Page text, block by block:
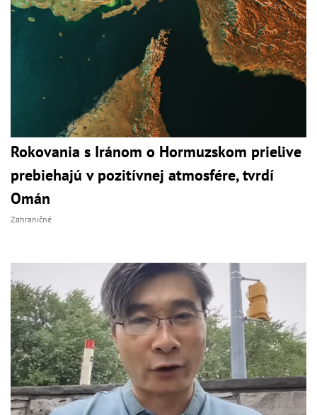
Rokovania s Iránom o Hormuzskom prielive
prebiehajú v pozitívnej atmosfére, tvrdí
Omán
Zahraničné